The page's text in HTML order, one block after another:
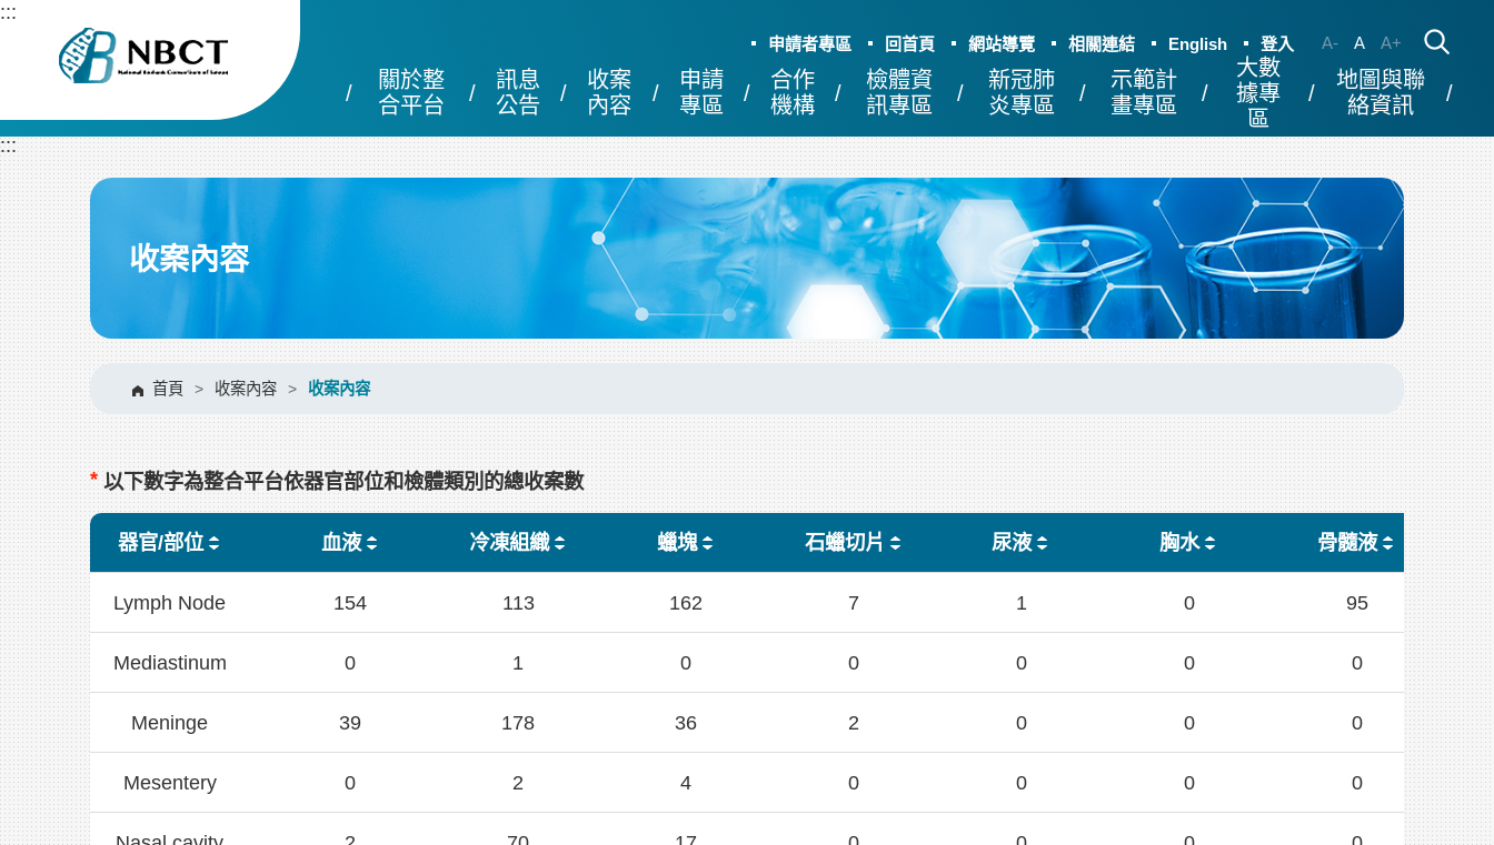
跳
容
區
塊
:::
申請者專區 回首頁 網站導覽 相關連結 English 登入 A- A A+
關於整
合平台
訊息
公告
收案
內容
申請
專區
合作
機構
檢體資
訊專區
新冠肺
炎專區
示範計
畫專區
大數
據專
區
地圖與聯
絡資訊
:::
收案內容
首頁 > 收案內容 > 收案內容
*以下數字為整合平台依器官部位和檢體類別的總收案數
器官/部位 血液 冷凍組織 蠟塊 石蠟切片 尿液 胸水 骨髓液
Lymph Node 154 113 162 7 1 0 95
Mediastinum 0 1 0 0 0 0 0
Meninge 39 178 36 2 0 0 0
Mesentery 0 2 4 0 0 0 0